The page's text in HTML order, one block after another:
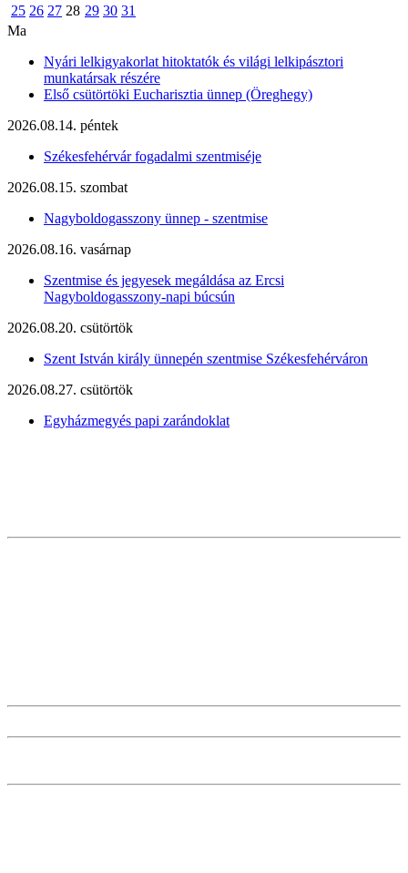
25 26 27 28 29 30 31
Ma
Nyári lelkigyakorlat hitoktatók és világi lelkipásztori
munkatársak részére
Első csütörtöki Eucharisztia ünnep (Öreghegy)
2026.08.14. péntek
Székesfehérvár fogadalmi szentmiséje
2026.08.15. szombat
Nagyboldogasszony ünnep - szentmise
2026.08.16. vasárnap
Szentmise és jegyesek megáldása az Ercsi
Nagyboldogasszony-napi búcsún
2026.08.20. csütörtök
Szent István király ünnepén szentmise Székesfehérváron
2026.08.27. csütörtök
Egyházmegyés papi zarándoklat